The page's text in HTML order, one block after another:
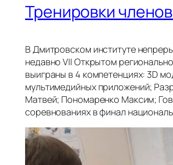
Тренировки
В Дмитровском институте
недавно VII Открытом
выиграны в 4 компетенциях: 3D
мультимедийных приложений;
Матвей; Пономаренко Максим;
соревнованиях в финал